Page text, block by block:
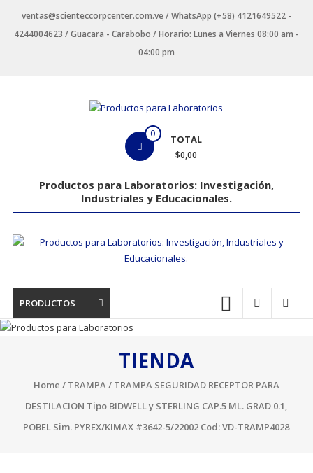
contenido
ventas@scienteccorpcenter.com.ve / WhatsApp (+58) 4121649522 -
4244004623 / Guacara - Carabobo / Horario: Lunes a Viernes 08:00 am -
04:00 pm
Laboratorios
Industriales
y
0 TOTAL
$0,00
Productos para Laboratorios: Investigación,
Industriales y Educacionales.
PRODUCTOS
TIENDA
Home / TRAMPA/ TRAMPA SEGURIDAD RECEPTOR PARA
DESTILACION Tipo BIDWELL y STERLING CAP.5 ML. GRAD 0.1,
POBEL Sim. PYREX/KIMAX #3642-5/22002 Cod: VD-TRAMP4028